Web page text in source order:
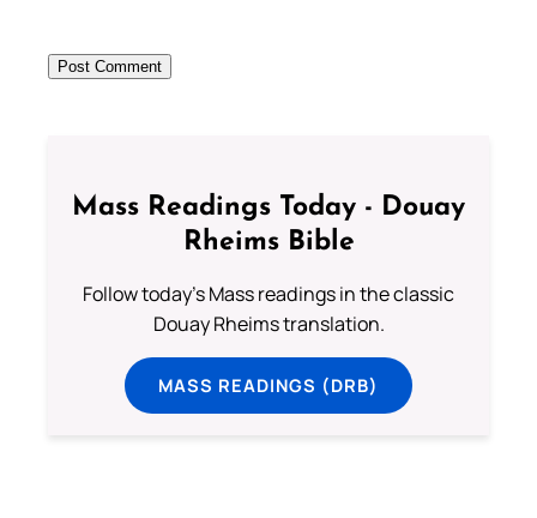
Mass Readings Today - Douay
Rheims Bible
Follow today's Mass readings in the classic
Douay Rheims translation.
MASS READINGS (DRB)